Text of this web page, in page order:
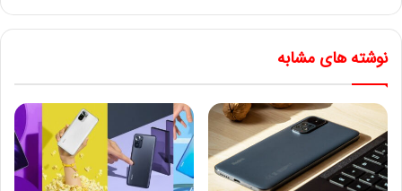
نوشته های مشابه